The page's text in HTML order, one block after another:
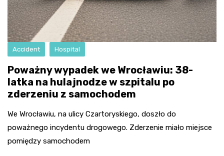
Accident Hospital
Poważny wypadek we Wrocławiu: 38-
latka na hulajnodze w szpitalu po
zderzeniu z samochodem
We Wrocławiu, na ulicy Czartoryskiego, doszło do
poważnego incydentu drogowego. Zderzenie miało miejsce
pomiędzy samochodem